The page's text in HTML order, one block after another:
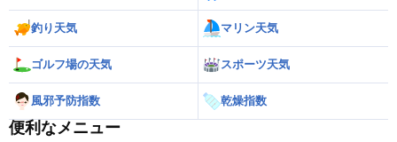
釣り天気 マリン天気
ゴルフ場の天気 スポーツ天気
風邪予防指数 乾燥指数
便利なメニュー